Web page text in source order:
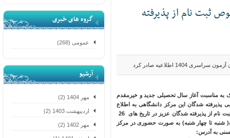
گروه های خبری
عمومی (268)
آرشیو
مهر 1404 (2)
اردیبهشت 1403 (2)
مهر 1402 (2)
نام از پذیرفته
اطلاعیه صادر کرد
مناسبت آغاز سال تحصیلی جدید و خیرمقدم
شدگان این مرکز دانشگاهی به اطلاع
می رساند تاریخ ثبت نام از پذیرفته شدگان عزیز در تاریخ های 26
شنبه تا چهار شنبه) به صورت حضوری در مرکز
به آدرس: